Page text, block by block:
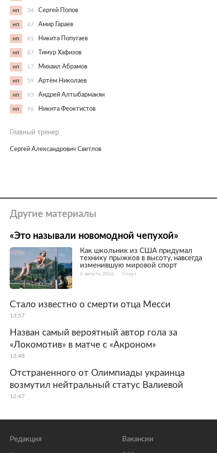
нп 34 Сергей Попов
нп 67 Амир Гараев
нп 81 Никита Попугаев
нп 87 Тимур Хафизов
нп 17 Михаил Абрамов
нп 59 Артём Николаев
нп 93 Андрей Алтыбармакян
нп 96 Никита Феоктистов
Главный тренер
Сергей Александрович Светлов
Другие материалы
«Это называли новомодной чепухой»
Как школьник из США придумал
технику прыжков в высоту, навсегда
изменившую мировой спорт
6 августа 2026 Спорт
Стало известно о смерти отца Месси
13:57
Назван самый вероятный автор гола за
«Локомотив» в матче с «Акроном»
13:48
Отстраненного от Олимпиады украинца
возмутил нейтральный статус Валиевой
12:47
Редакция Вакансии